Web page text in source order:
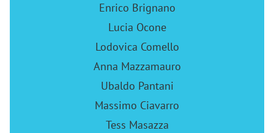
Enrico Brignano
Lucia Ocone
Lodovica Comello
Anna Mazzamauro
Ubaldo Pantani
Massimo Ciavarro
Tess Masazza